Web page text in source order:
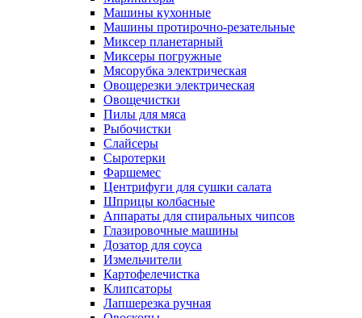
Машины кухонные
Машины протирочно-резательные
Миксер планетарный
Миксеры погружные
Мясорубка электрическая
Овощерезки электрическая
Овощечистки
Пилы для мяса
Рыбочистки
Слайсеры
Сыротерки
Фаршемес
Центрифуги для сушки салата
Шприцы колбасные
Аппараты для спиральных чипсов
Глазировочные машины
Дозатор для соуса
Измельчители
Картофелечистка
Клипсаторы
Лапшерезка ручная